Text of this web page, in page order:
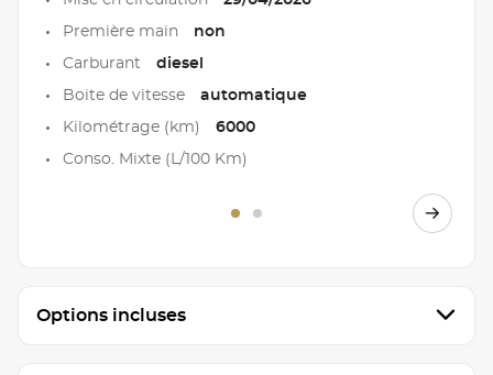
Première main non
Carburant diesel
Boite de vitesse automatique
Kilométrage (km) 6000
Conso. Mixte (L/100 Km)
Options incluses